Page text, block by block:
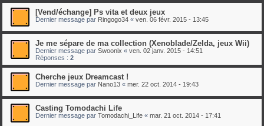
[Vend/échange] Ps vita et deux jeux
Dernier message par Ringogo34 « ven. 06 févr. 2015 - 13:45
Je me sépare de ma collection (Xenoblade/Zelda, jeux Wii)
Dernier message par Swoonix « ven. 02 janv. 2015 - 14:51
Réponses : 2
Cherche jeux Dreamcast !
Dernier message par Nano13 « mer. 22 oct. 2014 - 19:43
Casting Tomodachi Life
Dernier message par Tomodachi_Life « mar. 21 oct. 2014 - 17:41